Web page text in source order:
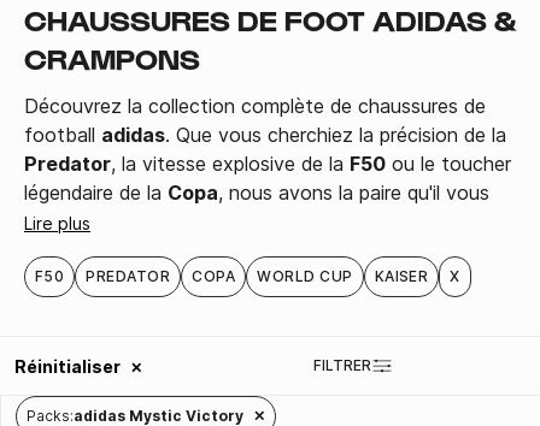
CHAUSSURES DE FOOT ADIDAS &
CRAMPONS
Découvrez la collection complète de chaussures de
football adidas. Que vous cherchiez la précision de la
Predator, la vitesse explosive de la F50 ou le toucher
légendaire de la Copa, nous avons la paire qu'il vous
faut. Disponibles pour tous les terrains (Sec, Gras,
Femme, Enfant)
Lire plus
F50 PREDATOR COPA WORLD CUP KAISER X
Packs:adidas Mystic Victory ✕
Réinitialiser ✕ FILTRER